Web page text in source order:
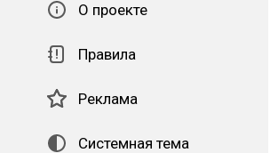
О проекте
Правила
Реклама
Системная тема